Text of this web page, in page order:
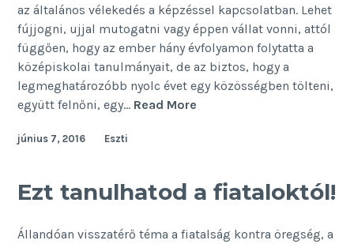
az általános vélekedés a képzéssel kapcsolatban. Lehet
fújjogni, ujjal mutogatni vagy éppen vállat vonni, attól
függően, hogy az ember hány évfolyamon folytatta a
középiskolai tanulmányait, de az biztos, hogy a
legmeghatározóbb nyolc évet egy közösségben tölteni,
együtt felnőni, egy… Read More
mint
képzési
június 7, 2016 Eszti
Ezt tanulhatod a fiataloktól!
Állandóan visszatérő téma a fiatalság kontra öregség, a